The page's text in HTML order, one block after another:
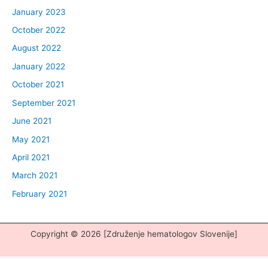
January 2023
October 2022
August 2022
January 2022
October 2021
September 2021
June 2021
May 2021
April 2021
March 2021
February 2021
Copyright © 2026 [Združenje hematologov Slovenije]